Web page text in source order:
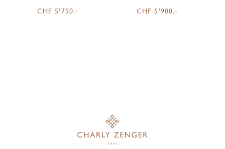
CHF 5'750.-
CHF 5'900.-